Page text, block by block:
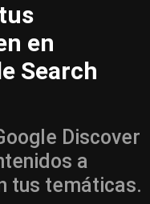
en
Search
Discover
a
tus temáticas.